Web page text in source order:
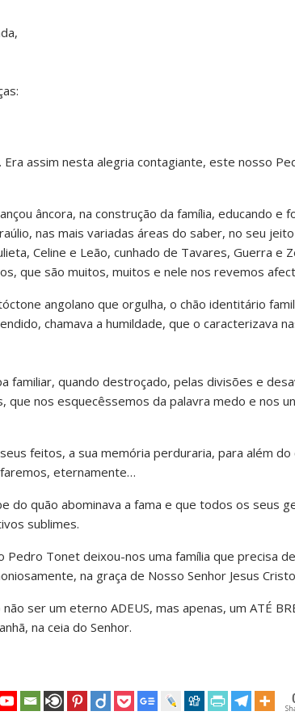
Era assim nesta alegria contagiante, este nosso
âncora, na construção da família, educando e
nas mais variadas áreas do saber, no seu
Celine e Leão, cunhado de Tavares, Guerra e
que são muitos, muitos e nele nos revemos
angolano que orgulha, o chão identitário
chamava a humildade, que o caracterizava
familiar, quando destroçado, pelas divisões e
que nos esquecêssemos da palavra medo e nos
feitos, a sua memória perduraria, para além
eternamente…
do quão abominava a fama e que todos os seus
sublimes.
Tonet deixou-nos uma família que precisa
na graça de Nosso Senhor Jesus
ser um eterno ADEUS, mas apenas, um ATÉ
na ceia do Senhor.